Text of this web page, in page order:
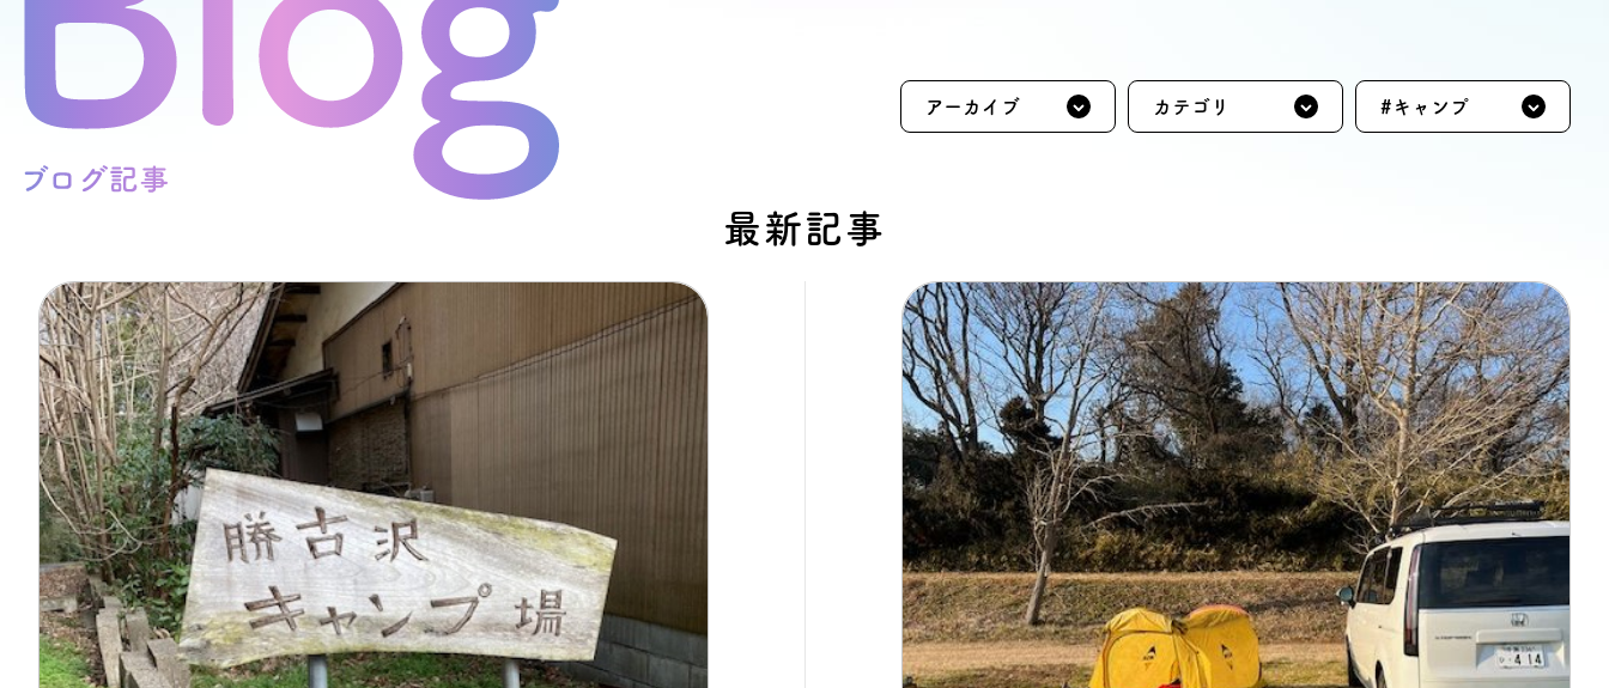
住宅商品
イベント
オススメ物件
ごあいさつ
チーム紹介
アクセス
ブログ
会社案内
キャンペーン
会員登録
お電話
営業時間: AM9:30-PM8:00
定休: 水曜・第一火曜
船橋スタジオ 0120-787-221
さいたまスタジオ 0120-757-221
公式アカウント
カテゴリ #キャンプ
最新記事